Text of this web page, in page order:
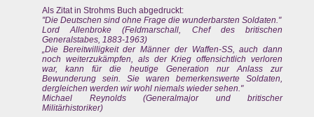
Als Zitat in Strohms Buch abgedruckt:
"Die Deutschen sind ohne Frage die wunderbarsten Soldaten."
Lord Allenbroke (Feldmarschall, Chef des britischen
Generalstabes, 1883-1963)
„Die Bereitwilligkeit der Männer der Waffen-SS, auch dann
noch weiterzukämpfen, als der Krieg offensichtlich verloren
war, kann für die heutige Generation nur Anlass zur
Bewunderung sein. Sie waren bemerkenswerte Soldaten,
dergleichen werden wir wohl niemals wieder sehen."
Michael Reynolds (Generalmajor und britischer
Militärhistoriker)